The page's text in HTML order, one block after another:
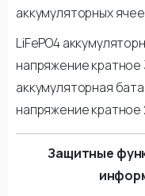
аккумуляторных
LiFePO4
напряжение кратное
аккумуляторная
напряжение кратное
Защитные